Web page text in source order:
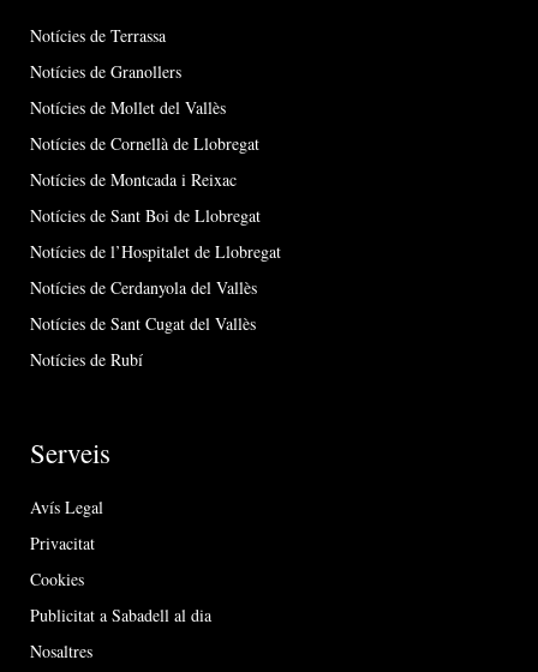
Notícies de Terrassa
Notícies de Granollers
Notícies de Mollet del Vallès
Notícies de Cornellà de Llobregat
Notícies de Montcada i Reixac
Notícies de Sant Boi de Llobregat
Notícies de l’Hospitalet de Llobregat
Notícies de Cerdanyola del Vallès
Notícies de Sant Cugat del Vallès
Notícies de Rubí
Serveis
Avís Legal
Privacitat
Cookies
Publicitat a Sabadell al dia
Nosaltres